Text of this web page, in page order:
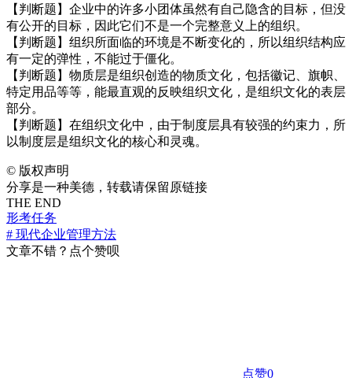
【判断题】企业中的许多小团体虽然有自己隐含的目标，但没
有公开的目标，因此它们不是一个完整意义上的组织。
【判断题】组织所面临的环境是不断变化的，所以组织结构应
有一定的弹性，不能过于僵化。
【判断题】物质层是组织创造的物质文化，包括徽记、旗帜、
特定用品等等，能最直观的反映组织文化，是组织文化的表层
部分。
【判断题】在组织文化中，由于制度层具有较强的约束力，所
以制度层是组织文化的核心和灵魂。
© 版权声明
分享是一种美德，转载请保留原链接
THE END
形考任务
# 现代企业管理方法
文章不错？点个赞呗
点赞0